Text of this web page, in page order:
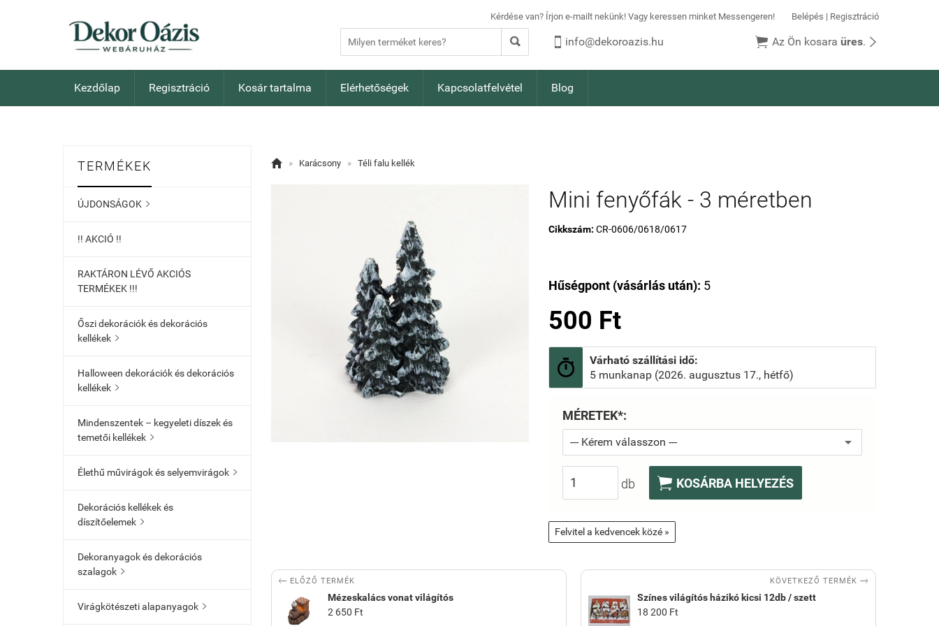
  info@dekoroazis.hu  Az Ön kosara üres. 
Kérdése van? Írjon e-mailt nekünk! Vagy keressen minket Messengeren! Belépés | Regisztráció
Kezdőlap Regisztráció Kosár tartalma Elérhetőségek Kapcsolatfelvétel Blog
TERMÉKEK
ÚJDONSÁGOK 
!! AKCIÓ !!
RAKTÁRON LÉVŐ AKCIÓS
TERMÉKEK !!!
Őszi dekorációk és dekorációs
kellékek 
Halloween dekorációk és dekorációs
kellékek 
Mindenszentek – kegyeleti díszek és
temetői kellékek 
Élethű művirágok és selyemvirágok 
Dekorációs kellékek és
díszítőelemek 
Dekoranyagok és dekorációs
szalagok 
Virágkötészeti alapanyagok 
 » Karácsony » Téli falu kellék
Mini fenyőfák - 3 méretben
Cikkszám: CR-0606/0618/0617
Hűségpont (vásárlás után): 5
500 Ft

Várható szállítási idő:
5 munkanap (2026. augusztus 17., hétfő)
MÉRETEK*:
db  KOSÁRBA HELYEZÉS
Felvitel a kedvencek közé »
 ELŐZŐ TERMÉK
Mézeskalács vonat világítós
2 650 Ft
KÖVETKEZŐ TERMÉK 
Színes világítós házikó kicsi 12db / szett
18 200 Ft